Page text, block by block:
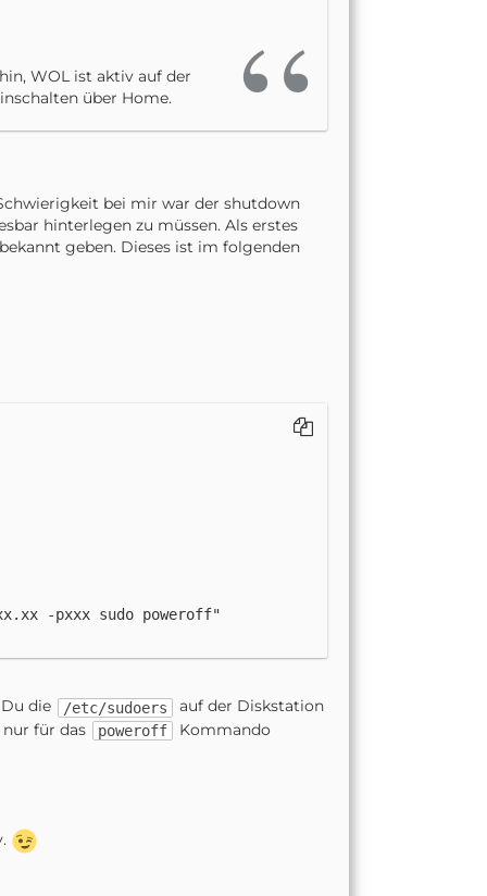
WOL ist aktiv auf der
über Home.
bei mir war der shutdown
hinterlegen zu müssen. Als erstes
geben. Dieses ist im folgenden
die /etc/sudoers
auf der Diskstation
für das
poweroff Kommando